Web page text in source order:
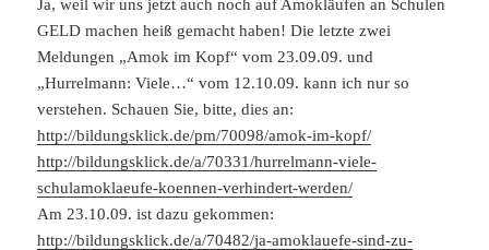
Ja, weil wir uns jetzt auch noch auf Amokläufen an Schulen
GELD machen heiß gemacht haben! Die letzte zwei
Meldungen „Amok im Kopf“ vom 23.09.09. und
„Hurrelmann: Viele…“ vom 12.10.09. kann ich nur so
verstehen. Schauen Sie, bitte, dies an:
http://bildungsklick.de/pm/70098/amok-im-kopf/
http://bildungsklick.de/a/70331/hurrelmann-viele-
schulamoklaeufe-koennen-verhindert-werden/
Am 23.10.09. ist dazu gekommen:
http://bildungsklick.de/a/70482/ja-amoklauefe-sind-zu-